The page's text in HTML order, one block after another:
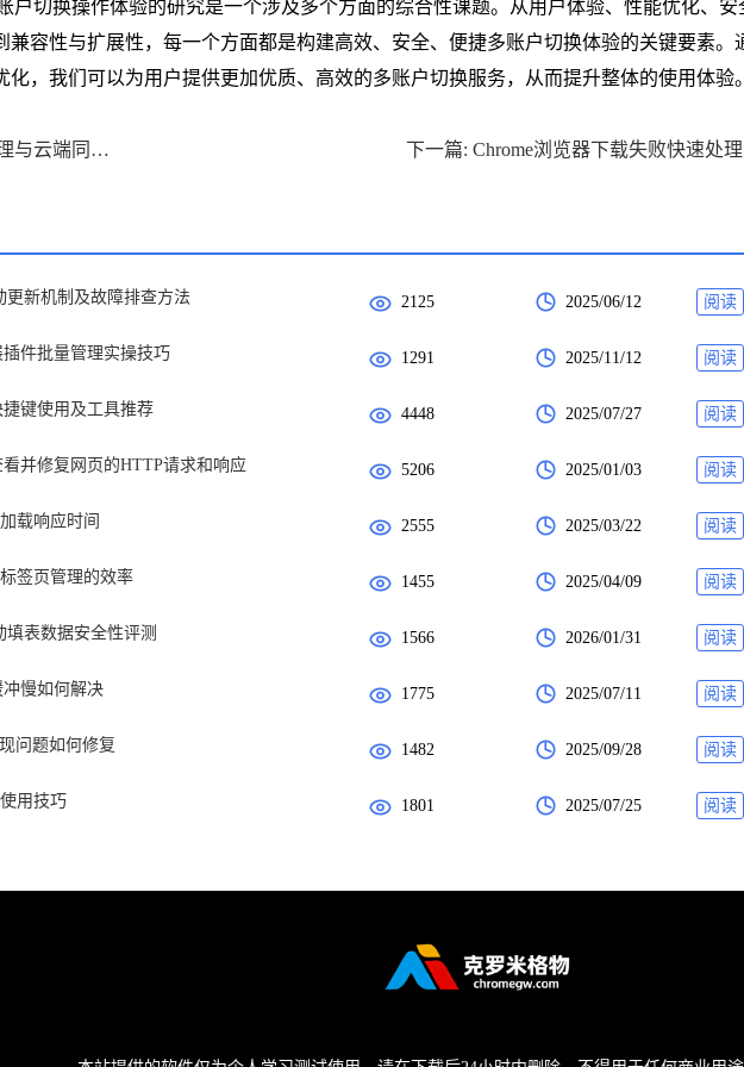
户切换操作体验的研究是一个涉及多个方面的综合性课题。从用户体验、性能优化、安
兼容性与扩展性，每一个方面都是构建高效、安全、便捷多账户切换体验的关键要素。
，我们可以为用户提供更加优质、高效的多账户切换服务，从而提升整体的使用体验。
上一篇: google浏览器书签整理与云端同步操作方法
更新机制及故障排查方法 2125 2025/06/12 阅读
插件批量管理实操技巧 1291 2025/11/12 阅读
键使用及工具推荐 4448 2025/07/27 阅读
并修复网页的HTTP请求和响应 5206 2025/01/03 阅读
载响应时间 2555 2025/03/22 阅读
签页管理的效率 1455 2025/04/09 阅读
填表数据安全性评测 1566 2026/01/31 阅读
冲慢如何解决 1775 2025/07/11 阅读
问题如何修复 1482 2025/09/28 阅读
用技巧 1801 2025/07/25 阅读